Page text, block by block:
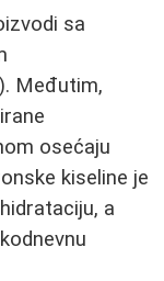
sa
Međutim,
osećaju
kiseline je
a